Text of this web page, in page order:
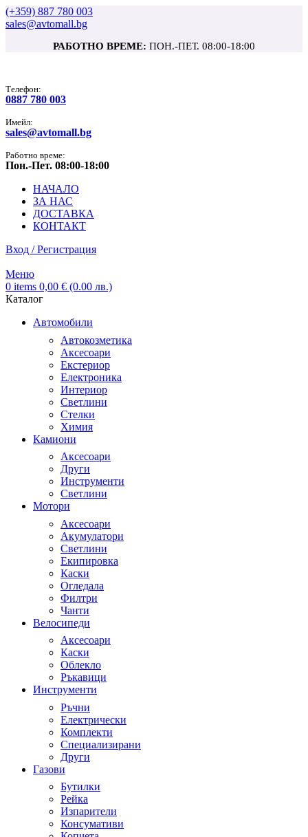
(+359) 887 780 003
sales@avtomall.bg
РАБОТНО ВРЕМЕ: ПОН.-ПЕТ. 08:00-18:00
Tелефон:
0887 780 003
Имейл:
sales@avtomall.bg
Работно време:
Пон.-Пет. 08:00-18:00
НАЧАЛО
ЗА НАС
ДОСТАВКА
КОНТАКТ
Вход / Регистрация
Меню
0 items 0,00 € (0.00 лв.)
Каталог
Автомобили
Автокозметика
Аксесоари
Екстериор
Електроника
Интериор
Светлини
Стелки
Химия
Камиони
Аксесоари
Други
Инструменти
Светлини
Мотори
Аксесоари
Акумулатори
Светлини
Екипировка
Каски
Огледала
Филтри
Чанти
Велосипеди
Аксесоари
Каски
Облекло
Ръкавици
Инструменти
Ръчни
Електрически
Комплекти
Специализирани
Други
Газови
Бутилки
Рейка
Изпарители
Консумативи